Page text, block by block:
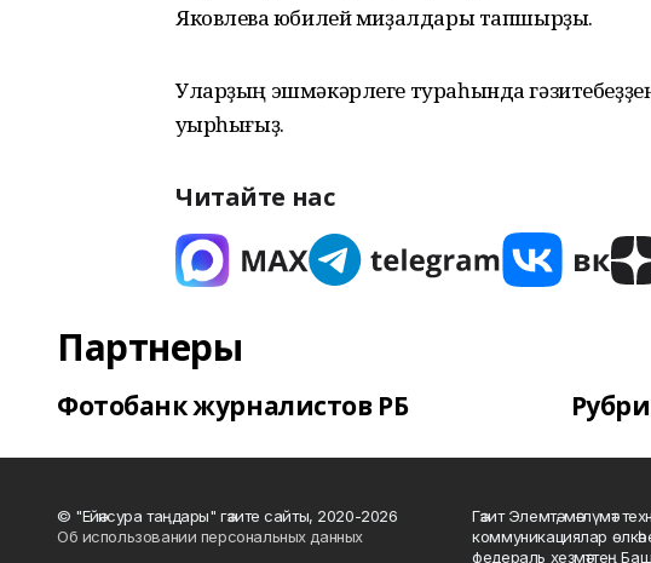
Яковлевҡа юбилей миҙалдары тапшырҙы.
Уларҙың эшмәкәрлеге тураһында
уҡырһығыҙ.
Читайте нас
Партнеры
Фотобанк журналистов РБ
© "Ейәнсура таңдары" гәзите сайты, 2020-2026
Об использовании персональных данных
Гәзит Элемтә, мәғлүмәт
коммуникациялар
федераль хеҙмәттең